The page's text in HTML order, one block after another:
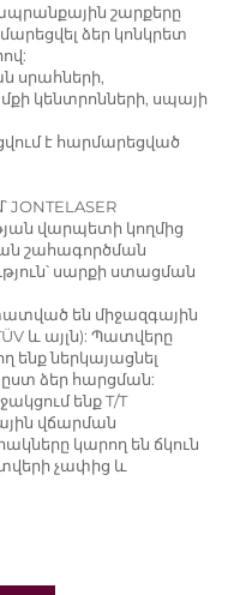
շարքերը
ձեր կոնկրետ
սրահների,
կենտրոնների, սպայի
է հարմարեցված
վարպետի կողմից
շահագործման
սարքի ստացման
են միջազգային
և այլն): Պատվերը
ենք ներկայացնել
ձեր հարցման:
ենք T/T
վճարման
կարող են ճկուն
չափից և